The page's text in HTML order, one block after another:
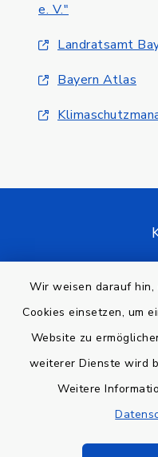
Wir weisen darauf
Cookies einsetzen, um
Website zu
weiterer Dienste wird
Weitere
e. V."
Landratsamt
Bayern Atlas